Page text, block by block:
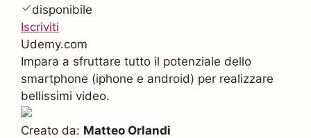
disponibile
Iscriviti
Udemy.com
Impara a sfruttare tutto il potenziale dello
smartphone (iphone e android) per realizzare
bellissimi video.
Creato da: Matteo Orlandi